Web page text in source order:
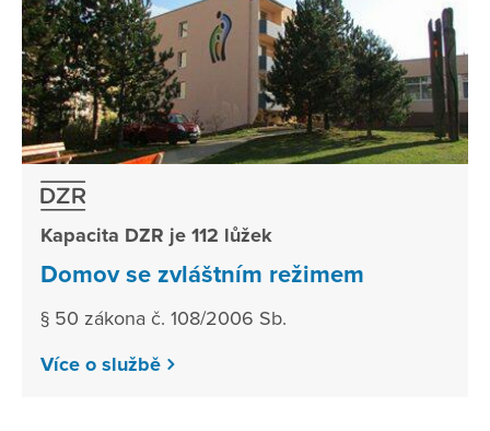
Kapacita DZR je 112 lůžek
Domov se zvláštním režimem
§ 50 zákona č. 108/2006 Sb.
Více o službě